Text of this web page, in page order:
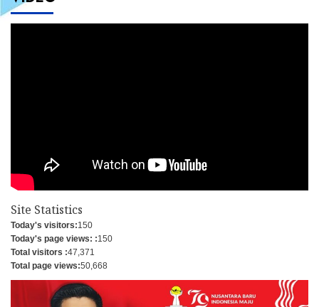
Site Statistics
Today's visitors:150
Today's page views: :150
Total visitors :47,371
Total page views:50,668